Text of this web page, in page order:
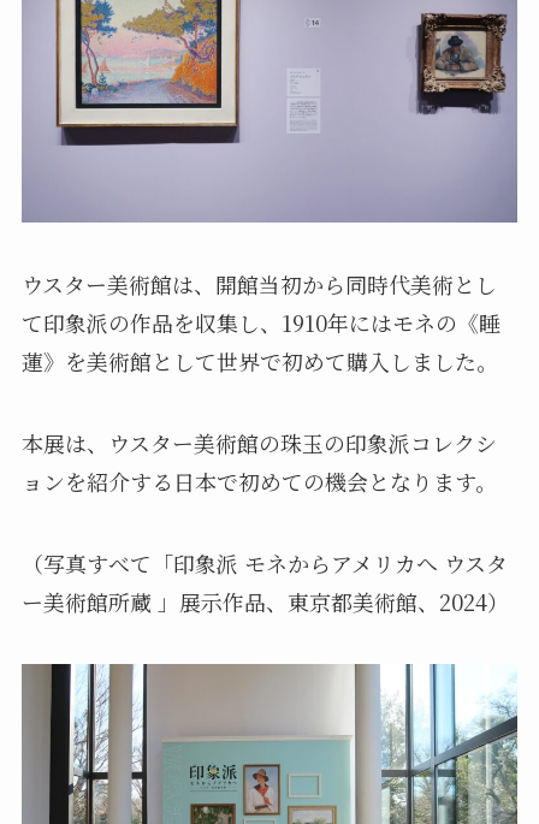
ウスター美術館は、開館当初から同時代美術とし
て印象派の作品を収集し、1910年にはモネの《睡
蓮》を美術館として世界で初めて購入しました。
本展は、ウスター美術館の珠玉の印象派コレクシ
ョンを紹介する日本で初めての機会となります。
（写真すべて「印象派 モネからアメリカへ ウスタ
ー美術館所蔵 」展示作品、東京都美術館、2024）